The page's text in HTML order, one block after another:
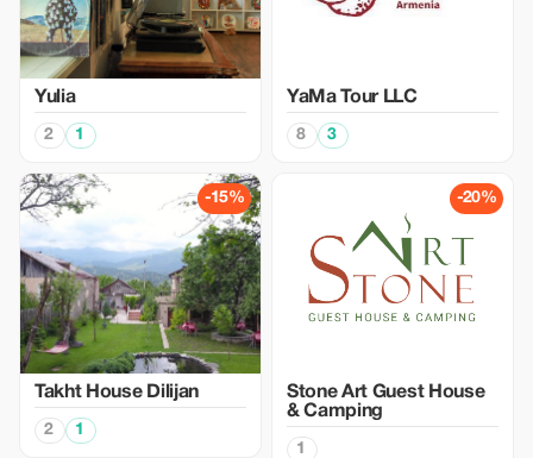
Yulia
2 1
YaMa Tour LLC
8 3
-15%
Takht House Dilijan
2 1
-20%
Stone Art Guest House
& Camping
1